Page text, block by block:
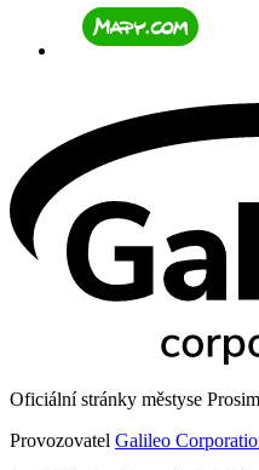
Oficiální stránky městyse
Provozovatel Galileo